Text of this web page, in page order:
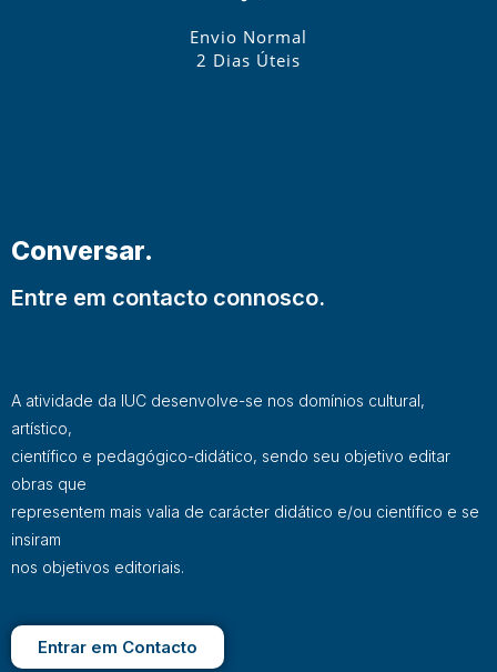
Envio Normal
2 Dias Úteis
Conversar.
Entre em contacto connosco.
A atividade da IUC desenvolve-se nos domínios cultural,
artístico,
científico e pedagógico-didático, sendo seu objetivo editar
obras que
representem mais valia de carácter didático e/ou científico e se
insiram
nos objetivos editoriais.
Entrar em Contacto